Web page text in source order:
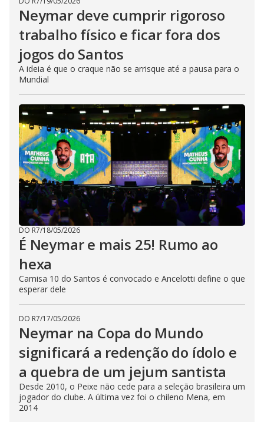
Neymar deve cumprir rigoroso
trabalho físico e ficar fora dos
jogos do Santos
A ideia é que o craque não se arrisque até a pausa para o
Mundial
DO R7/18/05/2026
É Neymar e mais 25! Rumo ao
hexa
Camisa 10 do Santos é convocado e Ancelotti define o que
esperar dele
DO R7/17/05/2026
Neymar na Copa do Mundo
significará a redenção do ídolo e
a quebra de um jejum santista
Desde 2010, o Peixe não cede para a seleção brasileira um
jogador do clube. A última vez foi o chileno Mena, em
2014